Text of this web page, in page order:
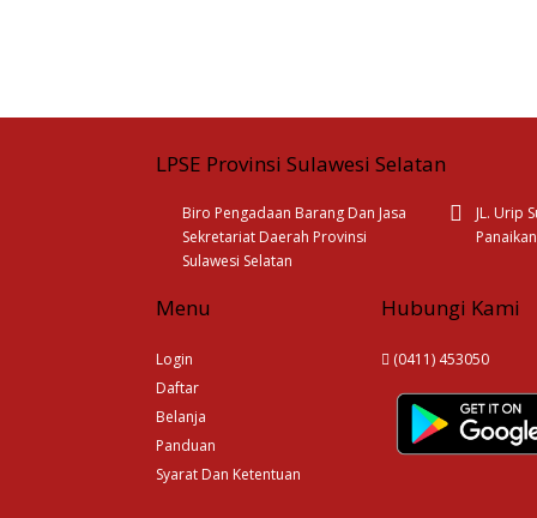
LPSE Provinsi Sulawesi Selatan
Biro Pengadaan Barang Dan Jasa
Sekretariat Daerah Provinsi
Sulawesi Selatan
JL. Urip
Menu
Login
Daftar
Belanja
Panduan
Syarat Dan Ketentuan
Hubungi Kami
(0411) 453050